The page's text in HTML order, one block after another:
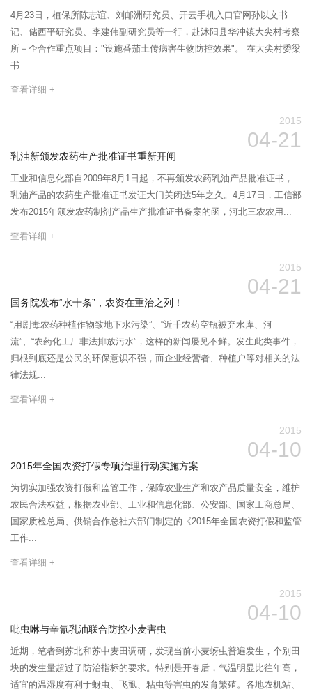
4月23日，植保所陈志谊、刘邮洲研究员、开云手机入口官网孙以文书
记、储西平研究员、李建伟副研究员等一行，赴沭阳县华冲镇大尖村考察
所－企合作重点项目："设施番茄土传病害生物防控效果"。 在大尖村委梁
书...
查看详细 +
2015
04-21
乳油新颁发农药生产批准证书重新开闸
工业和信息化部自2009年8月1日起，不再颁发农药乳油产品批准证书，
乳油产品的农药生产批准证书发证大门关闭达5年之久。4月17日，工信部
发布2015年颁发农药制剂产品生产批准证书备案的函，河北三农农用...
查看详细 +
2015
04-21
国务院发布“水十条”，农资在重治之列！
“用剧毒农药种植作物致地下水污染”、“近千农药空瓶被弃水库、河
流”、“农药化工厂非法排放污水”，这样的新闻屡见不鲜。发生此类事件，
归根到底还是公民的环保意识不强，而企业经营者、种植户等对相关的法
律法规...
查看详细 +
2015
04-10
2015年全国农资打假专项治理行动实施方案
为切实加强农资打假和监管工作，保障农业生产和农产品质量安全，维护
农民合法权益，根据农业部、工业和信息化部、公安部、国家工商总局、
国家质检总局、供销合作总社六部门制定的《2015年全国农资打假和监管
工作...
查看详细 +
2015
04-10
吡虫啉与辛氰乳油联合防控小麦害虫
近期，笔者到苏北和苏中麦田调研，发现当前小麦蚜虫普遍发生，个别田
块的发生量超过了防治指标的要求。特别是开春后，气温明显比往年高，
适宜的温湿度有利于蚜虫、飞虱、粘虫等害虫的发育繁殖。各地农机站、